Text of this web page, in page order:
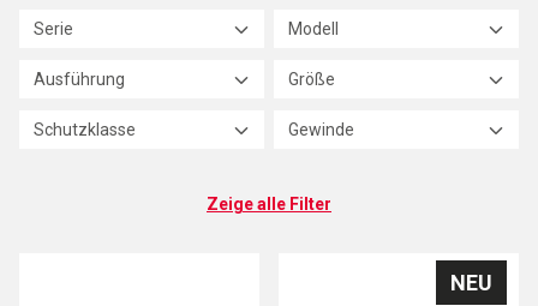
Serie Modell
Ausführung Größe
Schutzklasse Gewinde
Zeige alle Filter
NEU